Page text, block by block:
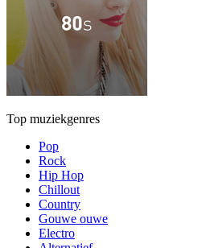
Top muziekgenres
Pop
Rock
Hip Hop
Chillout
Country
Gouwe ouwe
Electro